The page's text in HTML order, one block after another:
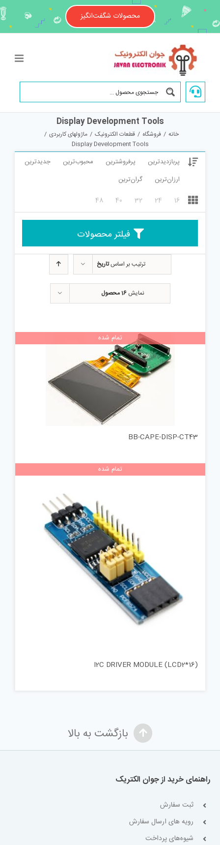
content
محصولات شگفت‌انگیز
Display Development Tools
خانه / فروشگاه / قطعات الکترونیک / ماژولهای کاربردی /
Display Development Tools
پربازدیدترین پرفروشترین محبوب‌ترین
جدیدترین
ارزان‌ترین
گران‌ترین
16
24
32
40
48
فیلتر محصولات
ترتیب بر اساستاریخ
نمایش16 محصول
تمام شده
BB-CAPE-DISP-CT43
تمام شده
I2C DRIVER MODULE (LCD2*16)
بازگشت به بالا
راهنمای خرید از جوان الکتریک
ثبت سفارش
رویه های ارسال سفارش
شیوه‌های پرداخت